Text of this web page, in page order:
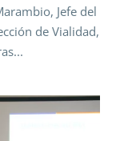
Jefe del
de Vialidad,